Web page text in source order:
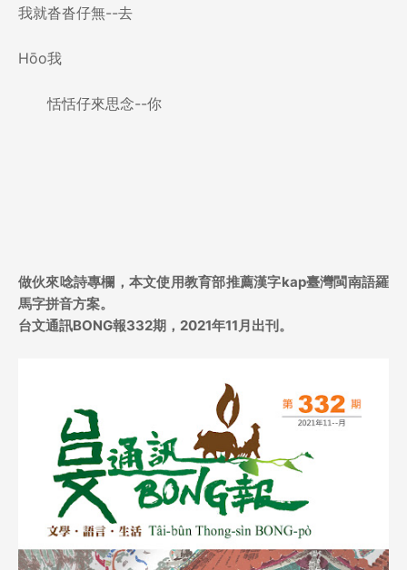
我就沓沓仔無--去
Hōo我
恬恬仔來思念--你
做伙來唸詩專欄， 本文使用教育部推薦漢字kap臺灣閩南語羅
馬字拼音方案。
台文通訊BONG報332期，2021年11月出刊。